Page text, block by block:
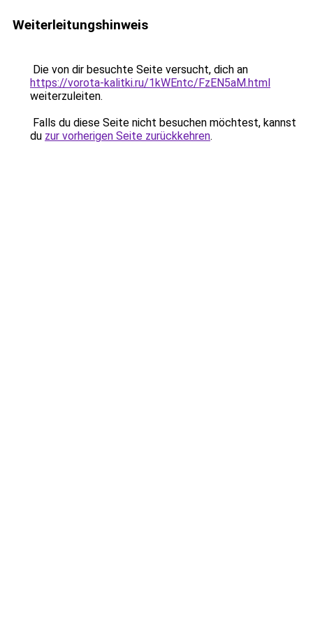
Weiterleitungshinweis
Die von dir besuchte Seite versucht, dich an
https://vorota-kalitki.ru/1kWEntc/FzEN5aM.html
weiterzuleiten.
Falls du diese Seite nicht besuchen möchtest, kannst
du zur vorherigen Seite zurückkehren.